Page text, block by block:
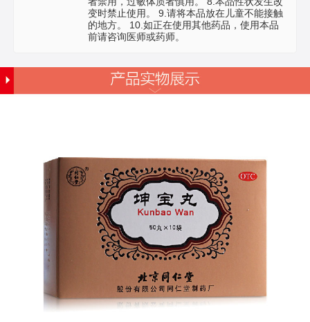
变时禁止使用。 9.请将本品放在儿童不能接触
的地方。 10.如正在使用其他药品，使用本品
前请咨询医师或药师。